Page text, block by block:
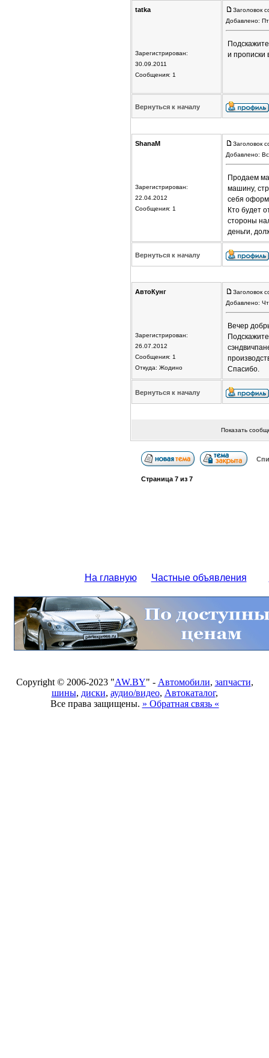
tatka
Зарегистрирован:
30.09.2011
Сообщения: 1
Заголовок
Добавлено:
и прописки
Вернуться к началу
ShanaM
Зарегистрирован:
22.04.2012
Сообщения: 1
Заголовок
Добавлено:
Продаем
машину,
себя
Кто будет
стороны
деньги,
Вернуться к началу
АвтоКунг
Зарегистрирован:
26.07.2012
Сообщения: 1
Откуда: Жодино
Заголовок
Добавлено:
Вечер
Спасибо.
Вернуться к началу
Показать
Страница 7из 7
На главную Частные объявления
Copyright © 2006-2023 "AW.BY" - Автомобили, запчасти,
шины, диски, аудио/видео, Автокаталог,
Все права защищены. » Обратная связь «